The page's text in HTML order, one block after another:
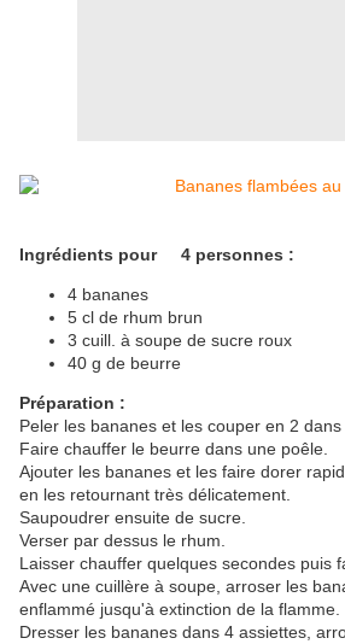
Ingrédients pour 4 personnes :
4 bananes
5 cl de rhum brun
3 cuill. à soupe de sucre roux
40 g de beurre
Préparation :
Peler les bananes et les couper en 2
Faire chauffer le beurre dans une poêle.
Ajouter les bananes et les faire dorer
en les retournant très délicatement.
Saupoudrer ensuite de sucre.
Verser par dessus le rhum.
Laisser chauffer quelques secondes puis
Avec une cuillère à soupe, arroser les
enflammé jusqu'à extinction de la flamme.
Dresser les bananes dans 4 assiettes,